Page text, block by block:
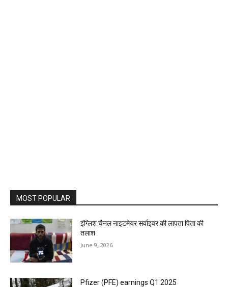
MOST POPULAR
इंग्लिश चैनल नाइटमेयर सर्वाइवर की लापता पिता की
तलाश
June 9, 2026
Pfizer (PFE) earnings Q1 2025